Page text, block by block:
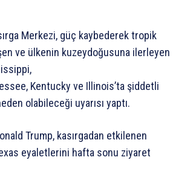
Merkezi, güç kaybederek tropik
ve ülkenin kuzeydoğusuna ilerleyen
Kentucky ve Illinois’ta şiddetli
olabileceği uyarısı yaptı.
Trump, kasırgadan etkilenen
eyaletlerini hafta sonu ziyaret